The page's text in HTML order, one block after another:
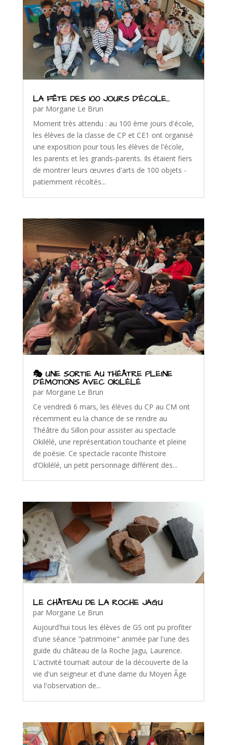
LA FÊTE DES 100 JOURS D’ÉCOLE…
par Morgane Le Brun
Moment très attendu : au 100 ème jours d'école,
les élèves de la classe de CP et CE1 ont organisé
une exposition pour tous les élèves de l'école,
les parents et les grands-parents. Ils étaient fiers
de montrer leurs œuvres d'arts de 100 objets -
patiemment récoltés...
🎭 UNE SORTIE AU THÉÂTRE PLEINE
D’ÉMOTIONS AVEC OKILÉLÉ
par Morgane Le Brun
Ce vendredi 6 mars, les élèves du CP au CM ont
récemment eu la chance de se rendre au
Théâtre du Sillon pour assister au spectacle
Okilélé, une représentation touchante et pleine
de poésie. Ce spectacle raconte l’histoire
d’Okilélé, un petit personnage différent des...
LE CHÂTEAU DE LA ROCHE JAGU
par Morgane Le Brun
Aujourd'hui tous les élèves de GS ont pu profiter
d'une séance "patrimoine" animée par l'une des
guide du château de la Roche Jagu, Laurence.
L'activité tournait autour de la découverte de la
vie d'un seigneur et d'une dame du Moyen Âge
via l'observation de...